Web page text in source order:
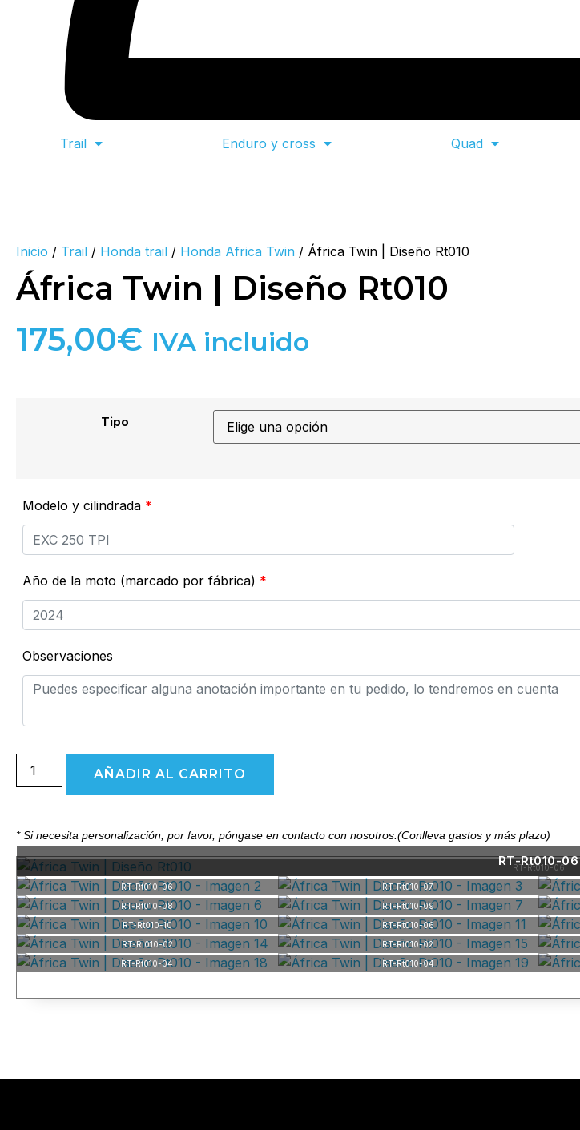
Trail Enduro y cross Quad
Inicio / Trail / Honda trail / Honda Africa Twin / África Twin | Diseño Rt010
África Twin | Diseño Rt010
175,00€ IVA incluido
Tipo
Modelo y cilindrada *
Año de la moto (marcado por fábrica) *
Observaciones
África
Twin
|
AÑADIR AL CARRITO
* Si necesita personalización, por favor, póngase en contacto con nosotros.(Conlleva gastos y más plazo)
RT-Rt010-06
RT-Rt010-06
RT-Rt010-06
RT-Rt010-07
RT-Rt010-08
RT-Rt010-09
RT-Rt010-10
RT-Rt010-06
RT-Rt010-02
RT-Rt010-02
RT-Rt010-04
RT-Rt010-04